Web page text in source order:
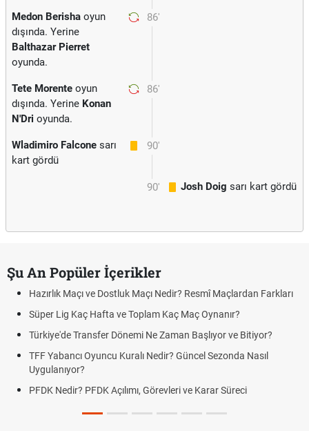
86'
Medon Berisha oyun
dışında. Yerine
Balthazar Pierret
oyunda.
86'
Tete Morente oyun
dışında. Yerine Konan
N'Dri oyunda.
90'
Wladimiro Falcone sarı
kart gördü
90' Josh Doig sarı kart gördü
Şu An Popüler İçerikler
Hazırlık Maçı ve Dostluk Maçı Nedir? Resmî Maçlardan Farkları
Süper Lig Kaç Hafta ve Toplam Kaç Maç Oynanır?
Türkiye'de Transfer Dönemi Ne Zaman Başlıyor ve Bitiyor?
TFF Yabancı Oyuncu Kuralı Nedir? Güncel Sezonda Nasıl
Uygulanıyor?
PFDK Nedir? PFDK Açılımı, Görevleri ve Karar Süreci